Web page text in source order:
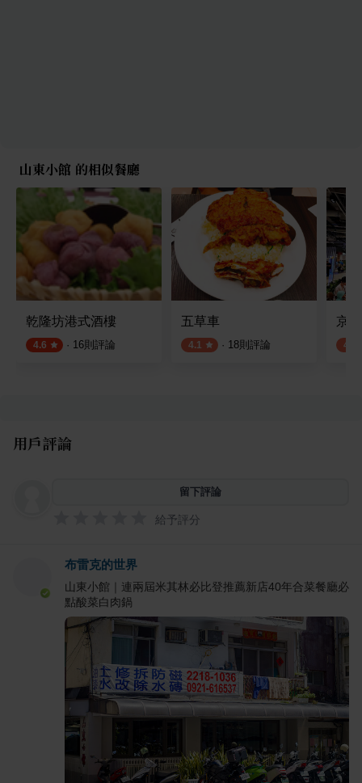
山東小館 的相似餐廳
乾隆坊港式酒樓
4.6 · 16則評論
五草車
4.1 · 18則評論
京
4.2
用戶評論
留下評論
給予評分
布雷克的世界
山東小館｜連兩屆米其林必比登推薦新店40年合菜餐廳必
點酸菜白肉鍋